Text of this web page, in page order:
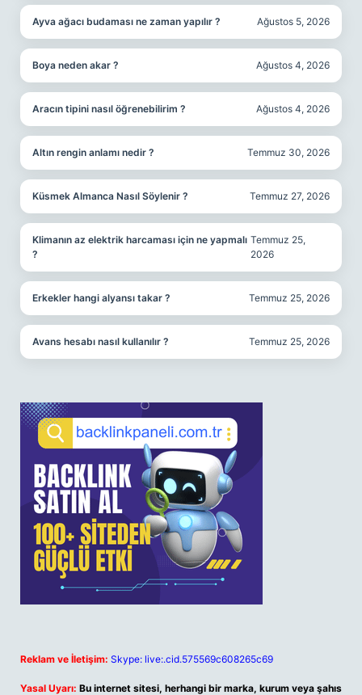
Ayva ağacı budaması ne zaman yapılır ? Ağustos 5, 2026
Boya neden akar ? Ağustos 4, 2026
Aracın tipini nasıl öğrenebilirim ? Ağustos 4, 2026
Altın rengin anlamı nedir ? Temmuz 30, 2026
Küsmek Almanca Nasıl Söylenir ? Temmuz 27, 2026
Klimanın az elektrik harcaması için ne yapmalı
?
Temmuz 25,
2026
Erkekler hangi alyansı takar ? Temmuz 25, 2026
Avans hesabı nasıl kullanılır ? Temmuz 25, 2026
Reklam ve İletişim: Skype: live:.cid.575569c608265c69
Yasal Uyarı: Bu internet sitesi, herhangi bir marka, kurum veya şahıs